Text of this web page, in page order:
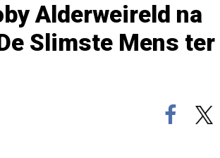
Alderweireld na
Slimste Mens ter